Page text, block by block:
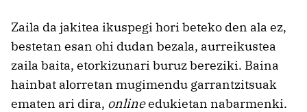
Zaila da jakitea ikuspegi hori beteko den ala ez,
bestetan esan ohi dudan bezala, aurreikustea
zaila baita, etorkizunari buruz bereziki. Baina
hainbat alorretan mugimendu garrantzitsuak
ematen ari dira, onlineedukietan nabarmenki.